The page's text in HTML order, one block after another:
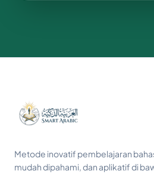
Metode inovatif pembelajaran
mudah dipahami, dan aplikatif di